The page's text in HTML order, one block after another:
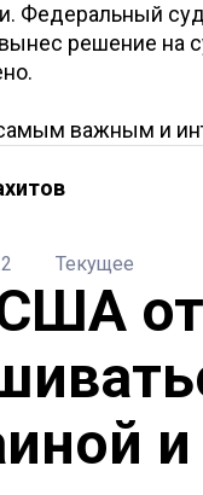
Федеральный
решение на
важным и
Текущее